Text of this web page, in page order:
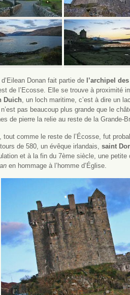
d’Eilean Donan fait partie de l’archipel
de l’Ecosse. Elle se trouve à proximité
Duich, un loch maritime, c’est à dire un
n’est pas beaucoup plus grande que le
de pierre la relie au reste de la Grande-
tout comme le reste de l’Écosse, fut
de 580, un évêque irlandais, saint
et à la fin du 7ème siècle, une petite
en hommage à l’homme d’Église.